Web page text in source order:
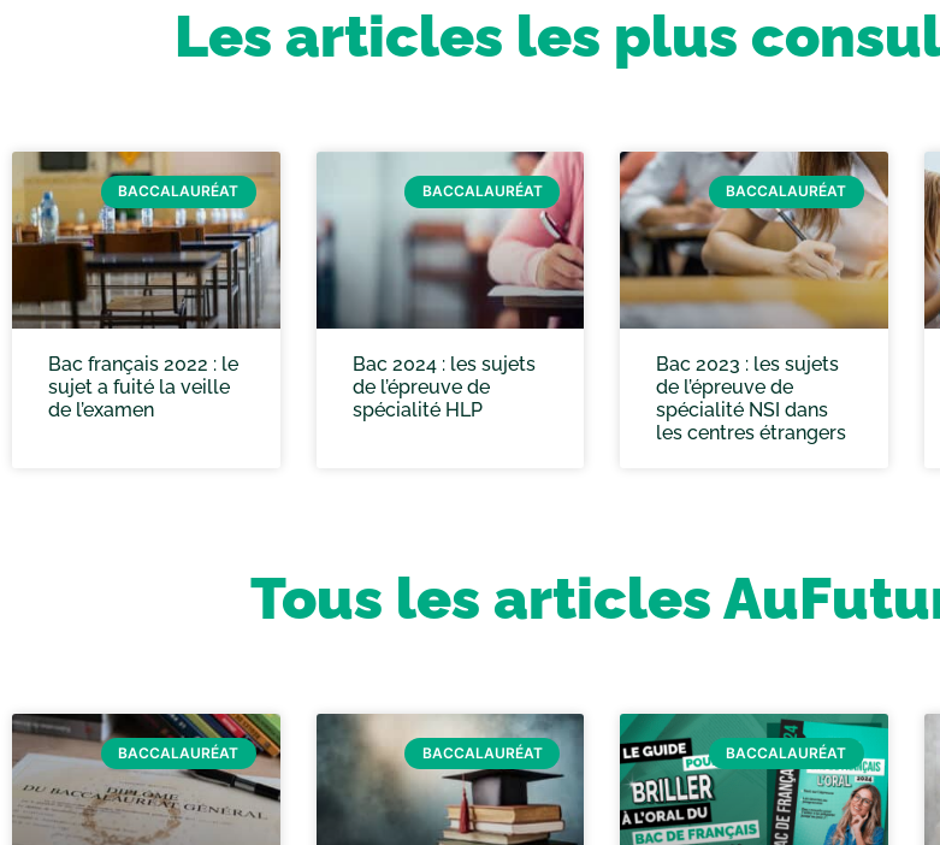
Les articles les plus
BACCALAURÉAT
Bac français 2022 : le
sujet a fuité la veille
de l’examen
BACCALAURÉAT
Bac 2024 : les sujets
de l’épreuve de
spécialité HLP
BACCALAURÉAT
Bac 2023 : les sujets
de l’épreuve de
spécialité NSI dans
les centres étrangers
Tous les articles
BACCALAURÉAT BACCALAURÉAT BACCALAURÉAT